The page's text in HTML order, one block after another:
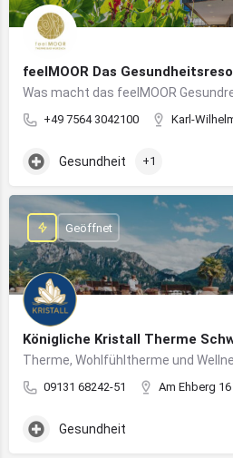
feelMOOR Das
+49 7564 3042100 Karl-
Gesundheit +1
Königliche Kristall Therme
09131 68242-51 Am Ehberg 16
Geöffnet
Gesundheit